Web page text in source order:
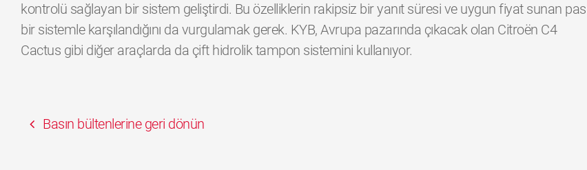
kontrolü sağlayan bir sistem geliştirdi. Bu özelliklerin rakipsiz bir yanıt süresi ve uygun fiyat sunan
bir sistemle karşılandığını da vurgulamak gerek. KYB, Avrupa pazarında çıkacak olan Citroën C4
Cactus gibi diğer araçlarda da çift hidrolik tampon sistemini kullanıyor.
Basın bültenlerine geri dönün